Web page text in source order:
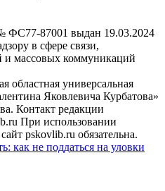
ФС77-87001 выдан 19.03.2024
в сфере связи,
массовых коммуникаций
областная универсальная
Яковлевича Курбатова»
Контакт редакции
При использовании
pskovlib.ru обязательна.
как не поддаться на уловки